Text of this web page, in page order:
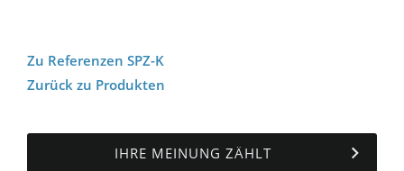
Zu Referenzen SPZ-K
Zurück zu Produkten
IHRE MEINUNG ZÄHLT